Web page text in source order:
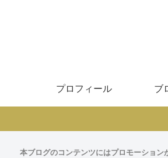
プロフィール ブ
本ブログのコンテンツにはプロモーション